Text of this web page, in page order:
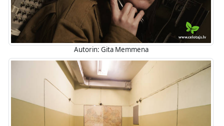
Autorin: Gita Memmena